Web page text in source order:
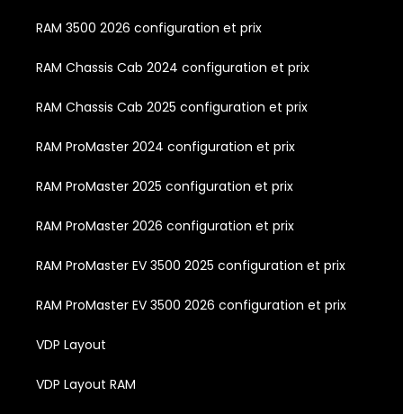
RAM 3500 2026 configuration et prix
RAM Chassis Cab 2024 configuration et prix
RAM Chassis Cab 2025 configuration et prix
RAM ProMaster 2024 configuration et prix
RAM ProMaster 2025 configuration et prix
RAM ProMaster 2026 configuration et prix
RAM ProMaster EV 3500 2025 configuration et prix
RAM ProMaster EV 3500 2026 configuration et prix
VDP Layout
VDP Layout RAM